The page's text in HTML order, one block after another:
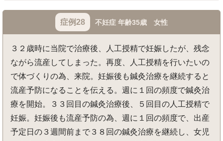
症例28 不妊症 年齢35歳 女性
３２歳時に当院で治療後、人工授精で妊娠したが、残念
ながら流産してしまった。再度、人工授精を行いたいの
で体づくりの為、来院。妊娠後も鍼灸治療を継続すると
流産予防になることを伝える。週に１回の頻度で鍼灸治
療を開始。３３回目の鍼灸治療後、５回目の人工授精で
妊娠。妊娠後も流産予防の為、週に１回の頻度で、出産
予定日の３週間前まで３８回の鍼灸治療を継続し、女児